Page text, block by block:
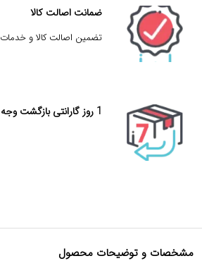
ضمانت اصالت کالا
تضمین اصالت کالا و خدمات
1 روز گارانتی بازگشت وجه در صورت خرابی کالا
مشخصات و توضیحات محصول